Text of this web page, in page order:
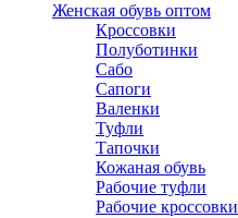
Женская обувь оптом
Кроссовки
Полуботинки
Сабо
Сапоги
Валенки
Туфли
Тапочки
Кожаная обувь
Рабочие туфли
Рабочие кроссовки